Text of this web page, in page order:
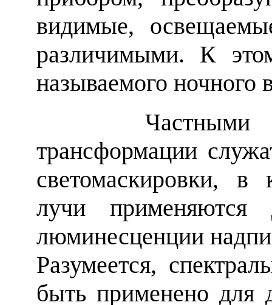
видимые,
различимыми. К
называемого ночного
Частными
трансформации
светомаскировки, в
лучи применяются
люминесценции
Разумеется,
быть применено для